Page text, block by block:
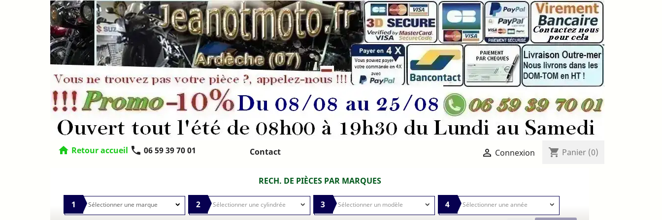
home Retour accueil phone 06 59 39 70 01 Contact  Connexion shopping_cart Panier (0)
RECH. DE PIÈCES PAR MARQUES
1 2 3 4